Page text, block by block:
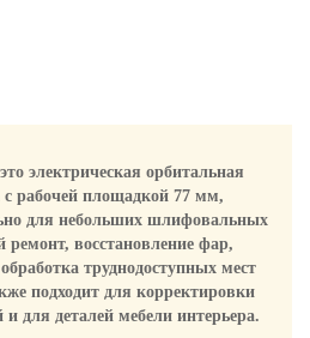
электрическая орбитальная
рабочей площадкой 77 мм,
для небольших шлифовальных
ремонт, восстановление фар,
труднодоступных мест
подходит для корректировки
для деталей мебели интерьера.